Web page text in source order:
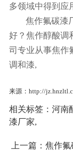
多领域中得到应
焦作氟碳漆
好？焦作醇酸调
司专业从事焦作
调和漆,
来源：http://
相关标签： 河南
漆厂家,
上一篇： 焦作